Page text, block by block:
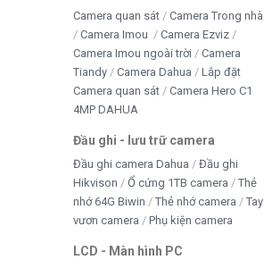
Camera quan sát
Camera Trong nhà
Camera Imou
Camera Ezviz
Camera Imou ngoài trời
Camera
Tiandy
Camera Dahua
Lắp đặt
Camera quan sát
Camera Hero C1
4MP DAHUA
Đầu ghi - lưu trữ camera
Đầu ghi camera Dahua
Đầu ghi
Hikvison
Ổ cứng 1TB camera
Thẻ
nhớ 64G Biwin
Thẻ nhớ camera
Tay
vươn camera
Phụ kiện camera
LCD - Màn hình PC